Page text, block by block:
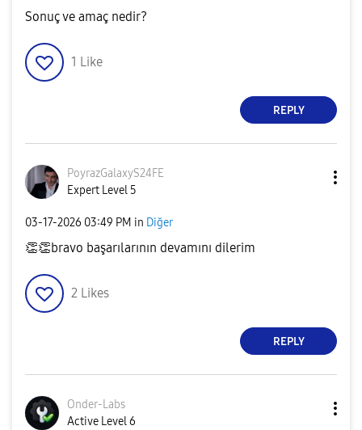
Sonuç ve amaç nedir?
1 Like
REPLY
PoyrazGalaxyS24FE
Expert Level 5
‎03-17-2026 03:49 PM in Diğer
👏👏bravo başarılarının devamını dilerim
2 Likes
REPLY
Onder-Labs
Active Level 6